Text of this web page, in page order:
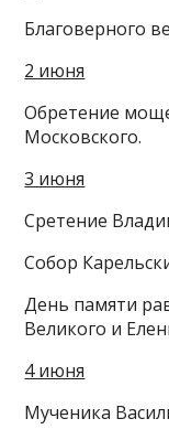
Благоверного
2 июня
Обретение
Московского.
3 июня
Сретение
Собор
День памяти
Великого и
4 июня
Мученика